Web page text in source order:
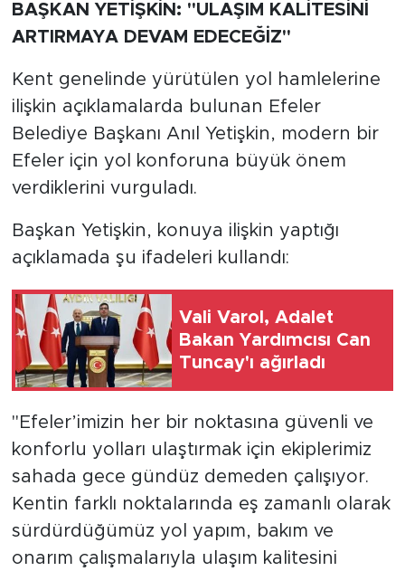
BAŞKAN YETİŞKİN: "ULAŞIM KALİTESİNİ
ARTIRMAYA DEVAM EDECEĞİZ"
Kent genelinde yürütülen yol hamlelerine
ilişkin açıklamalarda bulunan Efeler
Belediye Başkanı Anıl Yetişkin, modern bir
Efeler için yol konforuna büyük önem
verdiklerini vurguladı.
Başkan Yetişkin, konuya ilişkin yaptığı
açıklamada şu ifadeleri kullandı:
Vali Varol, Adalet
Bakan Yardımcısı Can
Tuncay'ı ağırladı
"Efeler’imizin her bir noktasına güvenli ve
konforlu yolları ulaştırmak için ekiplerimiz
sahada gece gündüz demeden çalışıyor.
Kentin farklı noktalarında eş zamanlı olarak
sürdürdüğümüz yol yapım, bakım ve
onarım çalışmalarıyla ulaşım kalitesini